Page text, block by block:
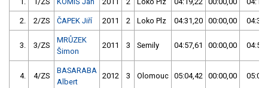
2. 2/ZS ČAPEK Jiří 2011 2 Loko Plz 04:31,20 00:00,00
3. 3/ZS
MRŮZEK
Šimon
2011 3 Semily 04:57,61 00:00,00
4. 4/ZS
BASARABA
Albert
2012 3 Olomouc 05:04,42 00:00,00